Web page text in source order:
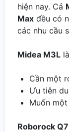
hiện nay. Cả
Max đều có
các nhu cầu
Midea M3L
Cần một
Ưu tiên
Muốn
Roborock